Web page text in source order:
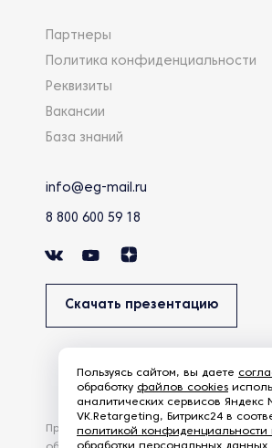
Партнеры
Политика конфиденциальности
Реквизиты
Вакансии
База знаний
info@eg-mail.ru
8 800 600 59 18
Скачать презентацию
Продолжая использовать наш сайт, вы
Пользуясь сайтом, вы даете
обработку файлов cookies
аналитических сервисов Яндекс
VK.Retargeting, Битрикс24 в
политикой конфиденциальности